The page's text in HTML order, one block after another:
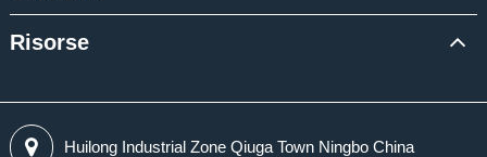
Risorse
Huilong Industrial Zone Qiuga Town Ningbo China